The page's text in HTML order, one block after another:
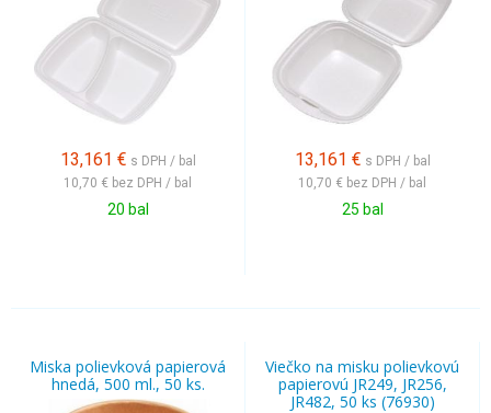
13,161 € s DPH / bal
10,70 € bez DPH / bal
20 bal
13,161 € s DPH / bal
10,70 € bez DPH / bal
25 bal
Miska polievková papierová
hnedá, 500 ml., 50 ks.
Viečko na misku polievkovú
papierovú JR249, JR256,
JR482, 50 ks (76930)